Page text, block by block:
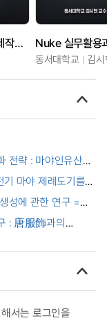
VFX 포트폴리오 제작을 위한 합성 기술 활용법
동서대학교 김
전략 : 마야인유산의
기 마야 제례도기를
성에 관한 연구 =
base by
: 唐服飾과의
서는 로그인을